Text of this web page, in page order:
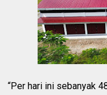
“Per hari ini sebanyak